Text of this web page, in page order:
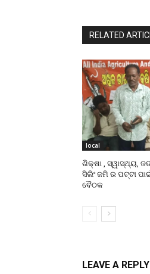
RELATED
local
ଶିକ୍ଷା , ସ୍ୱାସ୍ଥ୍ୟ,
ସିଲିଂ ଜମି ର ପଟ୍ଟା
ବୈଠକ
LEAVE A REPLY